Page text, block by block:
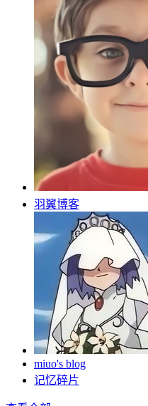
羽翼博客
miuo's blog
记忆碎片